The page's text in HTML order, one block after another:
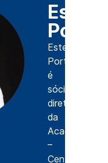
Estefânia
Portomeo
é
sócia-
diretora
da
Acads
–
Central